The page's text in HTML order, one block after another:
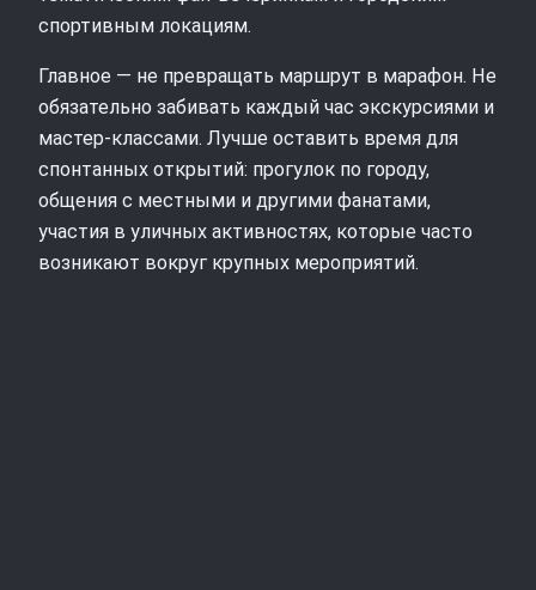
спортивным локациям.
Главное — не превращать маршрут в марафон. Не
обязательно забивать каждый час экскурсиями и
мастер‑классами. Лучше оставить время для
спонтанных открытий: прогулок по городу,
общения с местными и другими фанатами,
участия в уличных активностях, которые часто
возникают вокруг крупных мероприятий.